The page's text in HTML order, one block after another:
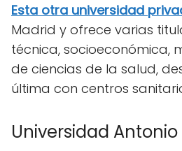
Esta otra universidad
Madrid y ofrece varias
técnica, socioeconómica,
de ciencias de la salud,
última con centros
Universidad